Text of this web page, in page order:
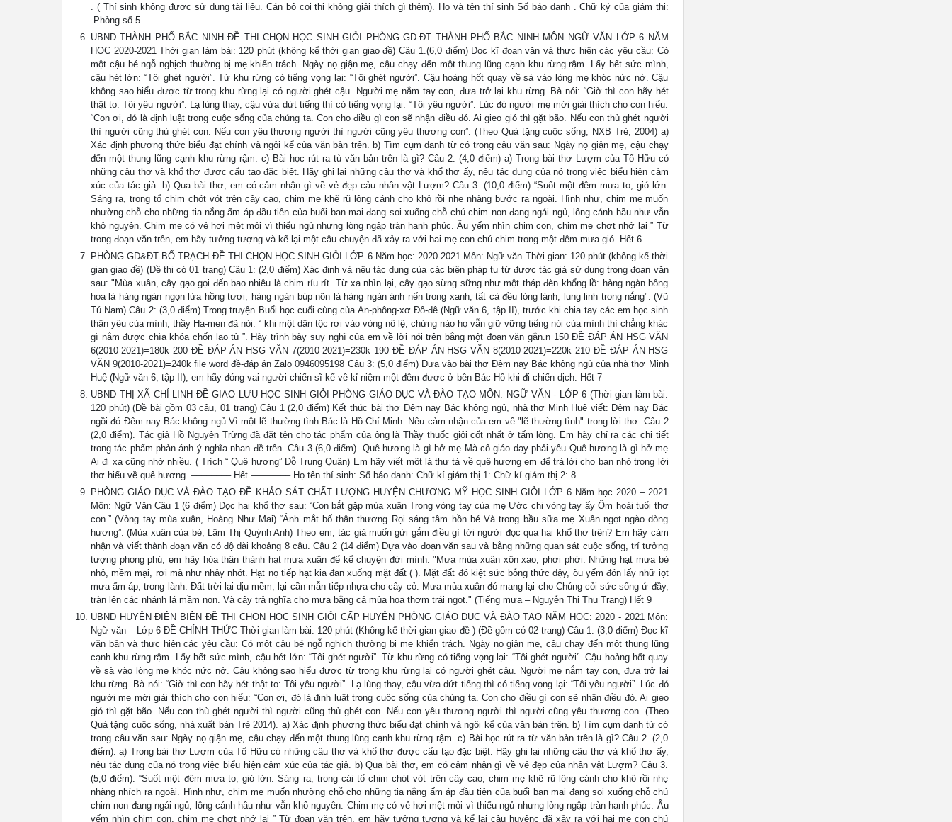
. ( Thí sinh không được sử dụng tài liệu. Cán bộ coi thi không giải thích gì thêm). Họ và tên thí sinh Số báo danh . Chữ ký của giám thị:
.Phòng số 5
UBND THÀNH PHỐ BẮC NINH ĐỀ THI CHỌN HỌC SINH GIỎI PHÒNG GD-ĐT THÀNH PHỐ BẮC NINH MÔN NGỮ VĂN LỚP 6 NĂM
HỌC 2020-2021 Thời gian làm bài: 120 phút (không kể thời gian giao đề) Câu 1.(6,0 điểm) Đọc kĩ đoạn văn và thực hiện các yêu cầu: Có
một cậu bé ngỗ nghịch thường bị mẹ khiển trách. Ngày nọ giận mẹ, cậu chạy đến một thung lũng cạnh khu rừng rậm. Lấy hết sức mình,
cậu hét lớn: “Tôi ghét người”. Từ khu rừng có tiếng vọng lại: “Tôi ghét người”. Cậu hoảng hốt quay về sà vào lòng mẹ khóc nức nở. Cậu
không sao hiểu được từ trong khu rừng lại có người ghét cậu. Người mẹ nắm tay con, đưa trở lại khu rừng. Bà nói: “Giờ thì con hãy hét
thật to: Tôi yêu người”. Lạ lùng thay, cậu vừa dứt tiếng thì có tiếng vọng lại: “Tôi yêu người”. Lúc đó người mẹ mới giải thích cho con hiểu:
“Con ơi, đó là định luật trong cuộc sống của chúng ta. Con cho điều gì con sẽ nhận điều đó. Ai gieo gió thì gặt bão. Nếu con thù ghét người
thì người cũng thù ghét con. Nếu con yêu thương người thì người cũng yêu thương con”. (Theo Quà tặng cuộc sống, NXB Trẻ, 2004) a)
Xác định phương thức biểu đạt chính và ngôi kể của văn bản trên. b) Tìm cụm danh từ có trong câu văn sau: Ngày nọ giận mẹ, cậu chạy
đến một thung lũng cạnh khu rừng rậm. c) Bài học rút ra tù văn bản trên là gì? Câu 2. (4,0 điểm) a) Trong bài thơ Lượm của Tố Hữu có
những câu thơ và khổ thơ được cấu tạo đặc biệt. Hãy ghi lại những câu thơ và khổ thơ ấy, nêu tác dụng của nó trong việc biểu hiện cảm
xúc của tác giả. b) Qua bài thơ, em có cảm nhận gì về vẻ đẹp cảu nhân vật Lượm? Câu 3. (10,0 điểm) “Suốt một đêm mưa to, gió lớn.
Sáng ra, trong tổ chim chót vót trên cây cao, chim mẹ khẽ rũ lông cánh cho khô rồi nhẹ nhàng bước ra ngoài. Hình như, chim mẹ muốn
nhường chỗ cho những tia nắng ấm áp đầu tiên của buổi ban mai đang soi xuống chỗ chú chim non đang ngái ngủ, lông cánh hầu như vẫn
khô nguyên. Chim mẹ có vẻ hơi mệt mỏi vì thiếu ngủ nhưng lòng ngập tràn hạnh phúc. Âu yếm nhìn chim con, chim mẹ chợt nhớ lại ” Từ
trong đoạn văn trên, em hãy tưởng tượng và kể lại một câu chuyện đã xảy ra với hai mẹ con chú chim trong một đêm mưa gió. Hết 6
PHÒNG GD&ĐT BỐ TRẠCH ĐỀ THI CHỌN HỌC SINH GIỎI LỚP 6 Năm học: 2020-2021 Môn: Ngữ văn Thời gian: 120 phút (không kể thời
gian giao đề) (Đề thi có 01 trang) Câu 1: (2,0 điểm) Xác định và nêu tác dụng của các biện pháp tu từ được tác giả sử dụng trong đoạn văn
sau: "Mùa xuân, cây gạo gọi đến bao nhiêu là chim ríu rít. Từ xa nhìn lại, cây gạo sừng sững như một tháp đèn khổng lồ: hàng ngàn bông
hoa là hàng ngàn ngọn lửa hồng tươi, hàng ngàn búp nõn là hàng ngàn ánh nến trong xanh, tất cả đều lóng lánh, lung linh trong nắng". (Vũ
Tú Nam) Câu 2: (3,0 điểm) Trong truyện Buổi học cuối cùng của An-phông-xơ Đô-đê (Ngữ văn 6, tập II), trước khi chia tay các em học sinh
thân yêu của mình, thầy Ha-men đã nói: “ khi một dân tộc rơi vào vòng nô lệ, chừng nào họ vẫn giữ vững tiếng nói của mình thì chẳng khác
gì nắm được chìa khóa chốn lao tù ”. Hãy trình bày suy nghĩ của em về lời nói trên bằng một đoạn văn gắn.n 150 ĐỀ ĐÁP ÁN HSG VĂN
6(2010-2021)=180k 200 ĐỀ ĐÁP ÁN HSG VĂN 7(2010-2021)=230k 190 ĐỀ ĐÁP ÁN HSG VĂN 8(2010-2021)=220k 210 ĐỀ ĐÁP ÁN HSG
VĂN 9(2010-2021)=240k file word đề-đáp án Zalo 0946095198 Câu 3: (5,0 điểm) Dựa vào bài thơ Đêm nay Bác không ngủ của nhà thơ Minh
Huệ (Ngữ văn 6, tập II), em hãy đóng vai người chiến sĩ kể về kỉ niệm một đêm được ở bên Bác Hồ khi đi chiến dịch. Hết 7
UBND THỊ XÃ CHÍ LINH ĐỀ GIAO LƯU HỌC SINH GIỎI PHÒNG GIÁO DỤC VÀ ĐÀO TẠO MÔN: NGỮ VĂN - LỚP 6 (Thời gian làm bài:
120 phút) (Đề bài gồm 03 câu, 01 trang) Câu 1 (2,0 điểm) Kết thúc bài thơ Đêm nay Bác không ngủ, nhà thơ Minh Huệ viết: Đêm nay Bác
ngồi đó Đêm nay Bác không ngủ Vì một lẽ thường tình Bác là Hồ Chí Minh. Nêu cảm nhận của em về "lẽ thường tình" trong lời thơ. Câu 2
(2,0 điểm). Tác giả Hồ Nguyên Trừng đã đặt tên cho tác phẩm của ông là Thầy thuốc giỏi cốt nhất ở tấm lòng. Em hãy chỉ ra các chi tiết
trong tác phẩm phản ánh ý nghĩa nhan đề trên. Câu 3 (6,0 điểm). Quê hương là gì hở mẹ Mà cô giáo dạy phải yêu Quê hương là gì hở mẹ
Ai đi xa cũng nhớ nhiều. ( Trích “ Quê hương” Đỗ Trung Quân) Em hãy viết một lá thư tả về quê hương em để trả lời cho bạn nhỏ trong lời
thơ hiểu về quê hương. –––––––– Hết –––––––– Họ tên thí sinh: Số báo danh: Chữ kí giám thị 1: Chữ kí giám thị 2: 8
PHÒNG GIÁO DỤC VÀ ĐÀO TẠO ĐỀ KHẢO SÁT CHẤT LƯỢNG HUYỆN CHƯƠNG MỸ HỌC SINH GIỎI LỚP 6 Năm học 2020 – 2021
Môn: Ngữ Văn Câu 1 (6 điểm) Đọc hai khổ thơ sau: “Con bắt gặp mùa xuân Trong vòng tay của mẹ Ước chi vòng tay ấy Ôm hoài tuổi thơ
con.” (Vòng tay mùa xuân, Hoàng Như Mai) “Ánh mắt bố thân thương Rọi sáng tâm hồn bé Và trong bầu sữa mẹ Xuân ngọt ngào dòng
hương”. (Mùa xuân của bé, Lâm Thị Quỳnh Anh) Theo em, tác giả muốn gửi gắm điều gì tới người đọc qua hai khổ thơ trên? Em hãy cảm
nhận và viết thành đoạn văn có độ dài khoảng 8 câu. Câu 2 (14 điểm) Dựa vào đoạn văn sau và bằng những quan sát cuộc sống, trí tưởng
tượng phong phú, em hãy hóa thân thành hạt mưa xuân để kể chuyện đời mình. "Mưa mùa xuân xôn xao, phơi phới. Những hạt mưa bé
nhỏ, mềm mại, rơi mà như nhảy nhót. Hạt nọ tiếp hạt kia đan xuống mặt đất ( ). Mặt đất đó kiệt sức bỗng thức dậy, õu yếm đón lấy nhữ iọt
mưa ấm áp, trong lành. Đất trời lại dịu mềm, lại cần mẫn tiếp nhựa cho cây cỏ. Mưa mùa xuân đó mang lại cho Chúng cỏi sức sống ứ đầy,
tràn lên các nhánh lá mầm non. Và cây trả nghĩa cho mưa bằng cả mùa hoa thơm trái ngọt." (Tiếng mưa – Nguyễn Thị Thu Trang) Hết 9
UBND HUYỆN ĐIỆN BIÊN ĐỀ THI CHỌN HỌC SINH GIỎI CẤP HUYỆN PHÒNG GIÁO DỤC VÀ ĐÀO TẠO NĂM HỌC: 2020 - 2021 Môn:
Ngữ văn – Lớp 6 ĐỀ CHÍNH THỨC Thời gian làm bài: 120 phút (Không kể thời gian giao đề ) (Đề gồm có 02 trang) Câu 1. (3,0 điểm) Đọc kĩ
văn bản và thực hiện các yêu cầu: Có một cậu bé ngỗ nghịch thường bị mẹ khiển trách. Ngày nọ giận mẹ, cậu chạy đến một thung lũng
cạnh khu rừng rậm. Lấy hết sức mình, cậu hét lớn: “Tôi ghét người”. Từ khu rừng có tiếng vọng lại: “Tôi ghét người”. Cậu hoảng hốt quay
về sà vào lòng mẹ khóc nức nở. Cậu không sao hiểu được từ trong khu rừng lại có người ghét cậu. Người mẹ nắm tay con, đưa trở lại
khu rừng. Bà nói: “Giờ thì con hãy hét thật to: Tôi yêu người”. Lạ lùng thay, cậu vừa dứt tiếng thì có tiếng vọng lại: “Tôi yêu người”. Lúc đó
người mẹ mới giải thích cho con hiểu: “Con ơi, đó là định luật trong cuộc sống của chúng ta. Con cho điều gì con sẽ nhận điều đó. Ai gieo
gió thì gặt bão. Nếu con thù ghét người thì người cũng thù ghét con. Nếu con yêu thương người thì người cũng yêu thương con. (Theo
Quà tặng cuộc sống, nhà xuất bản Trẻ 2014). a) Xác định phương thức biểu đạt chính và ngôi kể của văn bản trên. b) Tìm cụm danh từ có
trong câu văn sau: Ngày nọ giận mẹ, cậu chạy đến một thung lũng cạnh khu rừng rậm. c) Bài học rút ra từ văn bản trên là gì? Câu 2. (2,0
điểm): a) Trong bài thơ Lượm của Tố Hữu có những câu thơ và khổ thơ được cấu tạo đặc biệt. Hãy ghi lại những câu thơ và khổ thơ ấy,
nêu tác dụng của nó trong việc biểu hiện cảm xúc của tác giả. b) Qua bài thơ, em có cảm nhận gì về vẻ đẹp của nhân vật Lượm? Câu 3.
(5,0 điểm): “Suốt một đêm mưa to, gió lớn. Sáng ra, trong cái tổ chim chót vót trên cây cao, chim mẹ khẽ rũ lông cánh cho khô rồi nhẹ
nhàng nhích ra ngoài. Hình như, chim mẹ muốn nhường chỗ cho những tia nắng ấm áp đầu tiên của buổi ban mai đang soi xuống chỗ chú
chim non đang ngái ngủ, lông cánh hầu như vẫn khô nguyên. Chim mẹ có vẻ hơi mệt mỏi vì thiếu ngủ nhưng lòng ngập tràn hạnh phúc. Âu
yếm nhìn chim con, chim mẹ chợt nhớ lại ” Từ đoạn văn trên, em hãy tưởng tượng và kể lại câu huyệnc đã xảy ra với hai mẹ con chú